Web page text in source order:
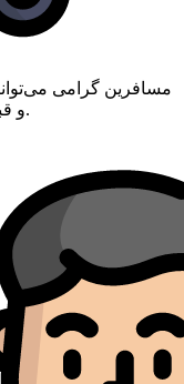
و قبل از ساعت 12 اقامتگاه خود را تحویل دهند.